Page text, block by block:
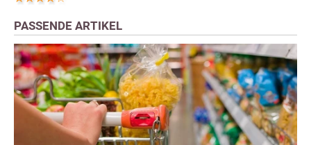
PASSENDE ARTIKEL